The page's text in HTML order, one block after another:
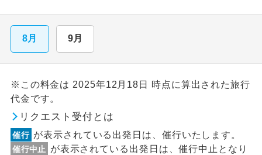
8月 9月
※この料金は 2025年12月18日 時点に算出された旅行
代金です。
リクエスト受付とは
催行 が表示されている出発日は、催行いたします。
催行中止
が表示されている出発日は、催行中止となり